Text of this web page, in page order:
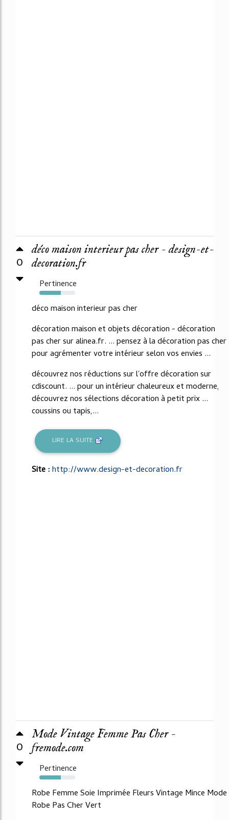
0
déco maison interieur pas cher - design-et-
decoration.fr
Pertinence
60%
déco maison interieur pas cher
décoration maison et objets décoration - décoration
pas cher sur alinea.fr. ... pensez à la décoration pas cher
pour agrémenter votre intérieur selon vos envies ...
découvrez nos réductions sur l'offre décoration sur
cdiscount. ... pour un intérieur chaleureux et moderne,
découvrez nos sélections décoration à petit prix ...
coussins ou tapis,...
LIRE LA SUITE
Site :http://www.design-et-decoration.fr
0
Mode Vintage Femme Pas Cher -
fremode.com
Pertinence
60%
Robe Femme Soie Imprimée Fleurs Vintage Mince Mode
Robe Pas Cher Vert